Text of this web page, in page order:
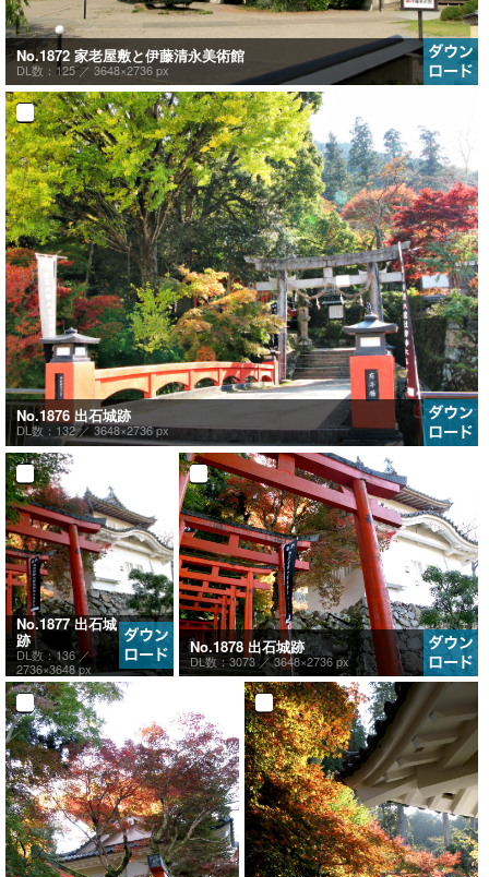
No.1872 家老屋敷と伊藤清永美術館
DL数：125 ／ 3648×2736 px
No.1876 出石城跡
DL数：132 ／3648×2736 px
No.1877 出石城
跡
DL数：136 ／
2736×3648 px
No.1878 出石城跡
DL数：3073 ／3648×2736 px